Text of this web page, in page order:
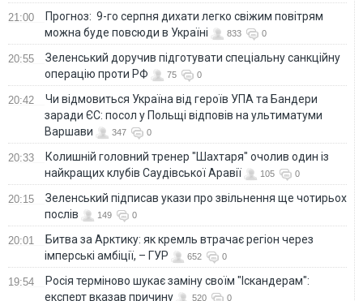
21:00
Прогноз: 9-го серпня дихати легко свіжим повітрям
можна буде повсюди в Україні
833 0
20:55
Зеленський доручив підготувати спеціальну санкційну
операцію проти РФ
75 0
20:42
Чи відмовиться Україна від героїв УПА та Бандери
заради ЄС: посол у Польщі відповів на ультиматуми
Варшави
347 0
20:33
Колишній головний тренер "Шахтаря" очолив один із
найкращих клубів Саудівської Аравії
105 0
20:15
Зеленський підписав укази про звільнення ще чотирьох
послів
149 0
20:01
Битва за Арктику: як кремль втрачає регіон через
імперські амбіції, – ГУР
652 0
19:54
Росія терміново шукає заміну своїм "Іскандерам":
експерт вказав причину
520 0